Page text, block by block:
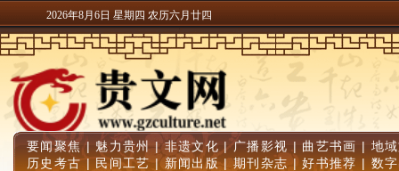
2026年8月6日 星期四 农历六月廿四
要闻聚焦| 魅力贵州|非遗文化 |广播影视 | 曲艺书画 | 地
历史考古 | 民间工艺 | 新闻出版|期刊杂志 |好书推荐 | 数